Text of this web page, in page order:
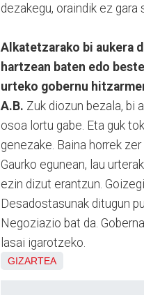
dezakegu, oraindik ez gara
Alkatetzarako bi aukera
hartzean baten edo
urteko gobernu
A.B. Zuk diozun bezala, bi
osoa lortu gabe. Eta guk
genezake. Baina horrek
Gaurko egunean, lau
ezin dizut erantzun.
Desadostasunak ditugun
Negoziazio bat da.
lasai igarotzeko.
GIZARTEA